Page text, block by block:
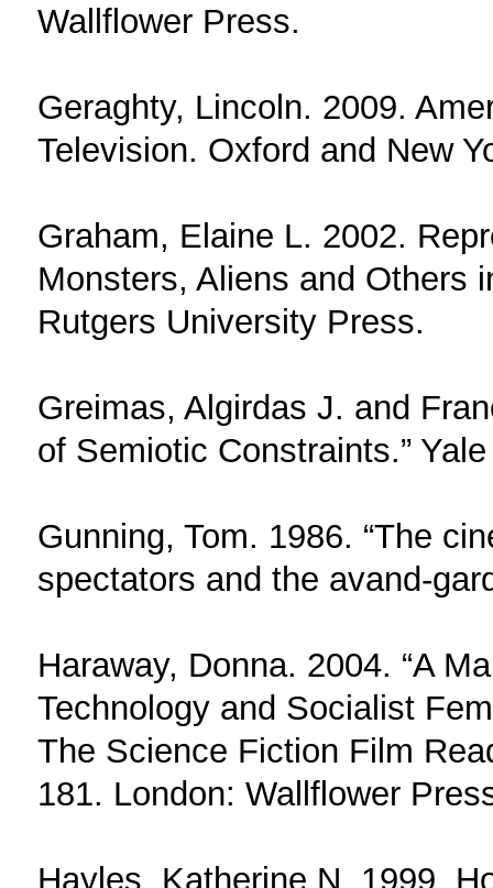
Wallflower Press.
Geraghty, Lincoln. 2009.
Television. Oxford and New
Graham, Elaine L. 2002.
Monsters, Aliens and Others
Rutgers University Press.
Greimas, Algirdas J. and
of Semiotic Constraints.”
Gunning, Tom. 1986. “The
spectators and the avand-
Haraway, Donna. 2004. “A
Technology and Socialist
The Science Fiction Film
181. London: Wallflower
Hayles, Katherine N. 1999.